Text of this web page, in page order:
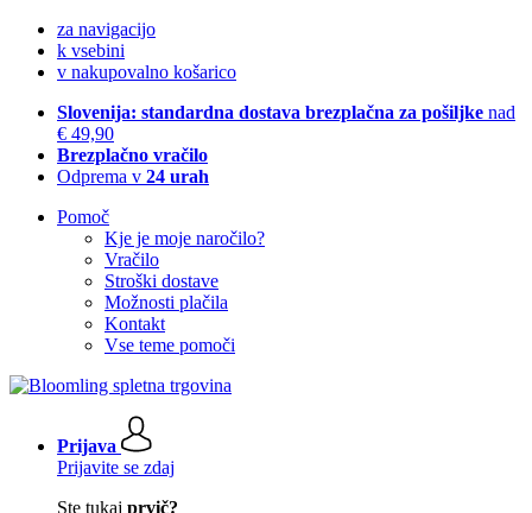
za navigacijo
k vsebini
v nakupovalno košarico
Slovenija: standardna dostava brezplačna za pošiljke nad
€ 49,90
Brezplačno vračilo
Odprema v 24 urah
Pomoč
Kje je moje naročilo?
Vračilo
Stroški dostave
Možnosti plačila
Kontakt
Vse teme pomoči
Prijava
Prijavite se zdaj
Ste tukaj prvič?